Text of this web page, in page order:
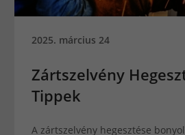
2025. március 24
Zártszelvény
Tippek
A zártszelvény hegesztése